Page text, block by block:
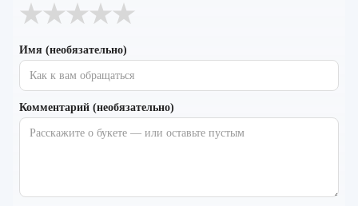
★
★
★
★
★
Имя (необязательно)
Комментарий (необязательно)